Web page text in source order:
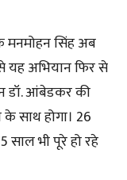
मनमोहन सिंह अब
यह अभियान फिर से
डॉ. आंबेडकर की
साथ होगा। 26
साल भी पूरे हो रहे